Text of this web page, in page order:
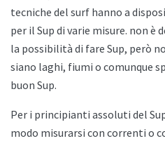
tecniche del surf hanno a
per il Sup di varie misure. non è
la possibilità di fare Sup, però
siano laghi, fiumi o comunque
buon Sup.
Per i principianti assoluti del
modo misurarsi con correnti o